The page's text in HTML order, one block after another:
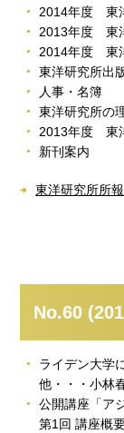
2014年度 東
2013年度 東
2014年度 東
東洋研究所出
人事・名簿
東洋研究所の
2013年度 東
新刊案内
東洋研究所所
No.60
ライデン大学
他・・・小林
公開講座「ア
第1回 講座概